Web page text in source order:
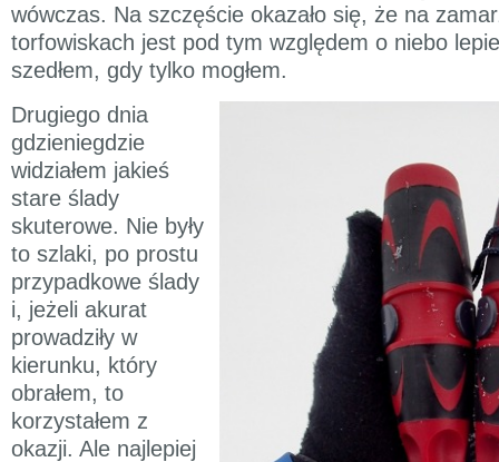
wówczas. Na szczęście okazało się, że na
torfowiskach jest pod tym względem o niebo
szedłem, gdy tylko mogłem.
Drugiego dnia
gdzieniegdzie
widziałem jakieś
stare ślady
skuterowe. Nie były
to szlaki, po prostu
przypadkowe ślady
i, jeżeli akurat
prowadziły w
kierunku, który
obrałem, to
korzystałem z
okazji. Ale najlepiej